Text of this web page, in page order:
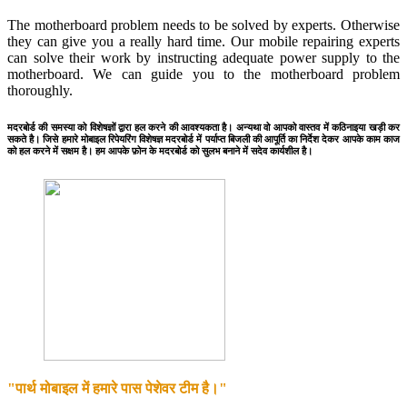
The motherboard problem needs to be solved by experts. Otherwise
they can give you a really hard time. Our mobile repairing experts
can solve their work by instructing adequate power supply to the
motherboard. We can guide you to the motherboard problem
thoroughly.
मदरबोर्ड की समस्या को विशेषज्ञों द्वारा हल करने की आवश्यकता है। अन्यथा वो आपको वास्तव में कठिनाइया खड़ी कर
सकते है। जिसे हमारे मोबाइल रिपेयरिंग विशेषज्ञ मदरबोर्ड में पर्याप्त बिजली की आपूर्ति का निर्देश देकर आपके काम काज
को हल करने में सक्षम है। हम आपके फ़ोन के मदरबोर्ड को सुलभ बनाने में सदेव कार्यशील है।
"पार्थ मोबाइल में हमारे पास पेशेवर टीम है।"